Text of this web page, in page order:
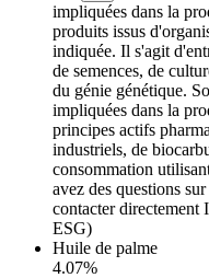
impliquées dans la
produits issus
indiquée. Il s'agit
de semences, de
du génie génétique.
impliquées dans la
principes actifs
industriels, de
consommation
avez des questions
contacter directement
ESG)
Huile de palme
4.07%